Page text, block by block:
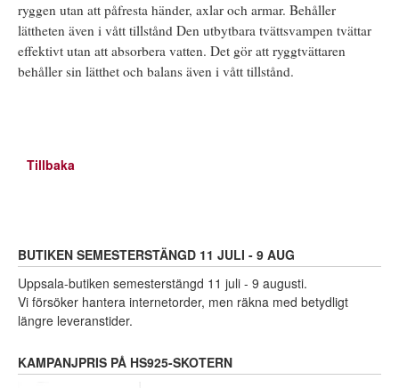
ryggen utan att påfresta händer, axlar och armar. Behåller
lättheten även i vått tillstånd Den utbytbara tvättsvampen tvättar
effektivt utan att absorbera vatten. Det gör att ryggtvättaren
behåller sin lätthet och balans även i vått tillstånd.
Tillbaka
BUTIKEN SEMESTERSTÄNGD 11 JULI - 9 AUG
Uppsala-butiken semesterstängd 11 juli - 9 augusti.
Vi försöker hantera internetorder, men räkna med betydligt
längre leveranstider.
KAMPANJPRIS PÅ HS925-SKOTERN